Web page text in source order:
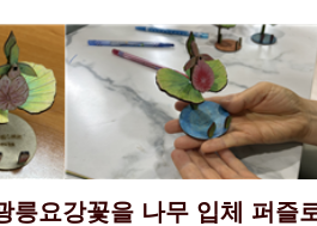
릉요강꽃을 나무 입체 퍼즐